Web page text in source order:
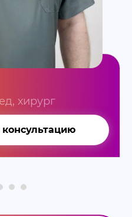
хирург